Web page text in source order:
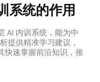
系统的作用
AI 内训系统，能为中
提供精准学习建议，
快速掌握前沿知识，推